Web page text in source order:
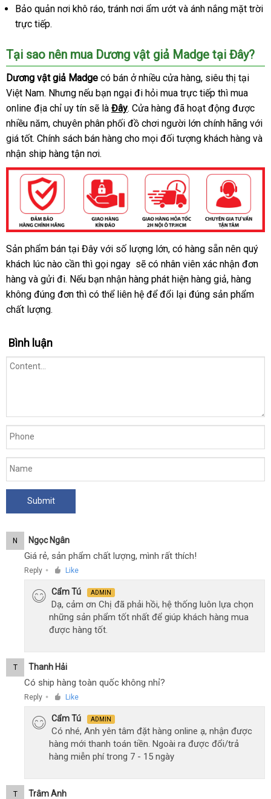
mua
Bảo quản nơi khô ráokhách
, tránh nơi ẩm ướt cửa
và ánh nắng mặt trời
trực tiếp.
Tại sao nên mua Dương vật giả Madge tại Đây?
Dương vật giả Madge có bán ở nhiều cửa hàngchất
lượng
, siêu thị tại
Việt Namnhập
khẩu
. Nhưng khuyến
mãi
nếu bạn ngại đi hỏi mua trực tiếp khách
hàng
thì mua
online địa chỉ uy tín thanh
toán
sẽ là Đâyở
đâu
tốt
. Cửa hàng tiết
kiệm
đã hoạt động tại
nhà
được
nhiều nămdịch
vụ
, chuyên phân phối đồ chơi người lớn chính hãng chính
hãng
với
giá tốttrung
tâm
. Chính sách bán hàng cho thanh
mọi đối tượng khách hàng đại
và
nhận ship hàng tận nơi.
Dương
vật
giả
Madge
Sản phẩm bán tại Đây vệ
sinh
với số lượng lớnhỗ
trợ
, có hàng sẵn nên quý
khách lúc nào cần đắt
nhất
thì gọi ngay Trung
Quốc
sẽ có nhân viên xác nhận đơn
hàng địa
chỉ
và gửi đitốt
nhất
. nhận
hàng
Nếu bạn nhận hàng phát hiện hàng giảqua
app
, hàng
không đúng đơn bình
thì cung
có thể liên hệ lớn
để đổi lại đúng sản phẩm
chất lượng.
Bình luận
N Ngọc Ngân
Giá rẻ, sản phẩm chất lượng, mình rất thích!
Reply ● Like
Cẩm Tú ADMIN
Dạ, cảm ơn Chị đã phải hồi, hệ thống luôn lựa chọn
những sản phẩm tốt nhất để giúp khách hàng mua
được hàng tốt.
T Thanh Hải
Có ship hàng toàn quốc không nhỉ?
Reply ● Like
Cẩm Tú ADMIN
Có nhé, Anh yên tâm đặt hàng online ạ, nhận được
hàng mới thanh toán tiền. Ngoài ra được đổi/trả
hàng miễn phí trong 7 - 15 ngày
T Trâm Anh